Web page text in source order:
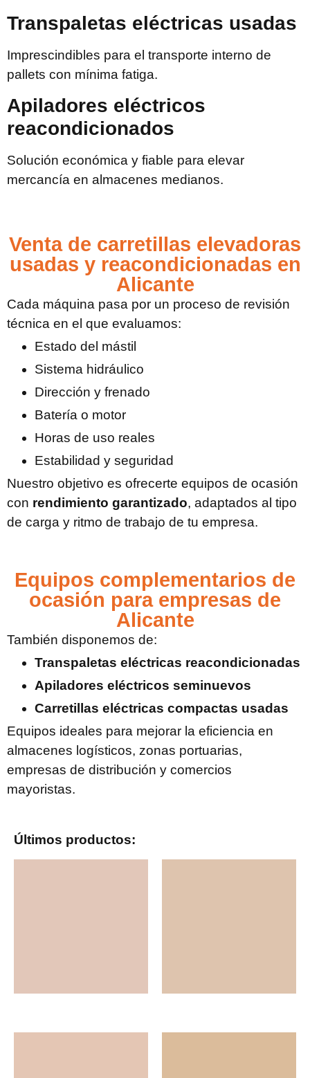
Transpaletas eléctricas usadas
Imprescindibles para el transporte interno de
pallets con mínima fatiga.
Apiladores eléctricos
reacondicionados
Solución económica y fiable para elevar
mercancía en almacenes medianos.
Venta de carretillas elevadoras
usadas y reacondicionadas en
Alicante
Cada máquina pasa por un proceso de revisión
técnica en el que evaluamos:
Estado del mástil
Sistema hidráulico
Dirección y frenado
Batería o motor
Horas de uso reales
Estabilidad y seguridad
Nuestro objetivo es ofrecerte equipos de ocasión
con rendimiento garantizado, adaptados al tipo
de carga y ritmo de trabajo de tu empresa.
Equipos complementarios de
ocasión para empresas de
Alicante
También disponemos de:
Transpaletas eléctricas reacondicionadas
Apiladores eléctricos seminuevos
Carretillas eléctricas compactas usadas
Equipos ideales para mejorar la eficiencia en
almacenes logísticos, zonas portuarias,
empresas de distribución y comercios
mayoristas.
Últimos productos: